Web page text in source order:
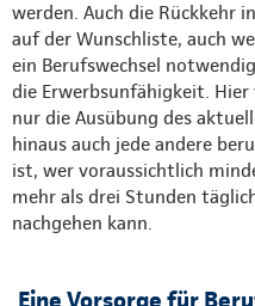
werden. Auch die Rückkehr
auf der Wunschliste, auch
ein Berufswechsel
die Erwerbsunfähigkeit.
nur die Ausübung des
hinaus auch jede andere
ist, wer voraussichtlich
mehr als drei Stunden
nachgehen kann.